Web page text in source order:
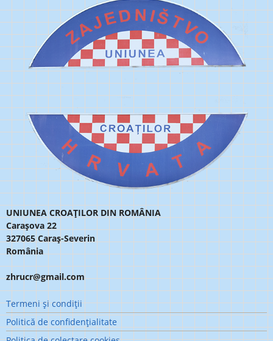
UNIUNEA CROAȚILOR DIN ROMÂNIA
Carașova 22
327065 Caraș-Severin
România
zhrucr@gmail.com
Meniu
subsol
Termeni şi condiţii
Politică de confidenţialitate